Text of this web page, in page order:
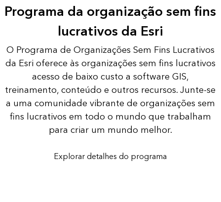
Programa da organização sem fins
lucrativos da Esri
O Programa de Organizações Sem Fins Lucrativos
da Esri oferece às organizações sem fins lucrativos
acesso de baixo custo a software GIS,
treinamento, conteúdo e outros recursos. Junte-se
a uma comunidade vibrante de organizações sem
fins lucrativos em todo o mundo que trabalham
para criar um mundo melhor.
Explorar detalhes do programa